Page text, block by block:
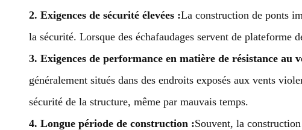
2. Exigences de sécurité élevées :La construction de ponts
la sécurité. Lorsque des échafaudages servent de
3. Exigences de performance en matière de résistance au
généralement situés dans des endroits exposés aux vents
sécurité de la structure, même par mauvais temps.
4. Longue période de construction :Souvent, la